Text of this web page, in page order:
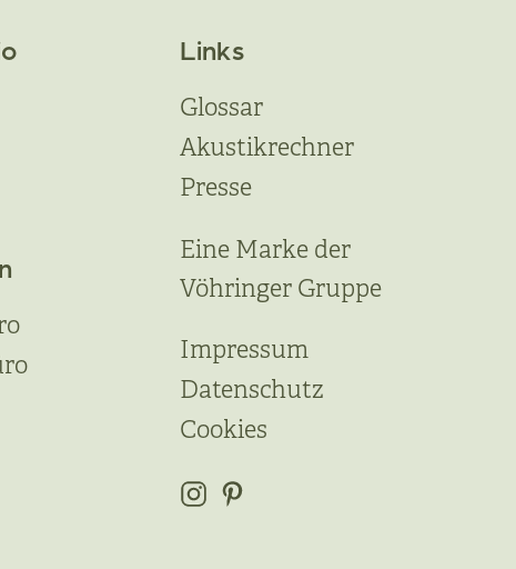
Links
Glossar
Akustikrechner
Presse
Eine Marke der
Vöhringer Gruppe
Impressum
Datenschutz
Cookies